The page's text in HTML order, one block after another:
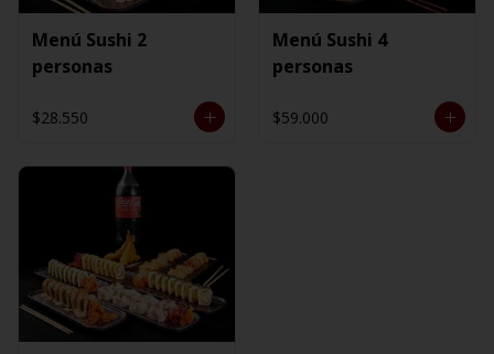
Menú Sushi 2
personas
$28.550
Menú Sushi 4
personas
$59.000